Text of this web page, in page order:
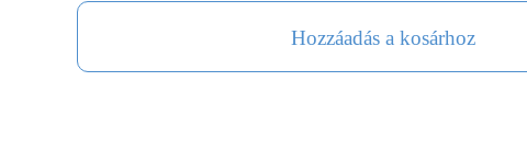
Hozzáadás a kosárhoz